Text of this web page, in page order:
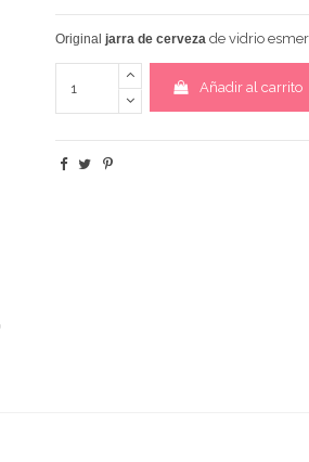
Original jarra de cerveza de vidrio
Añadir al carrito